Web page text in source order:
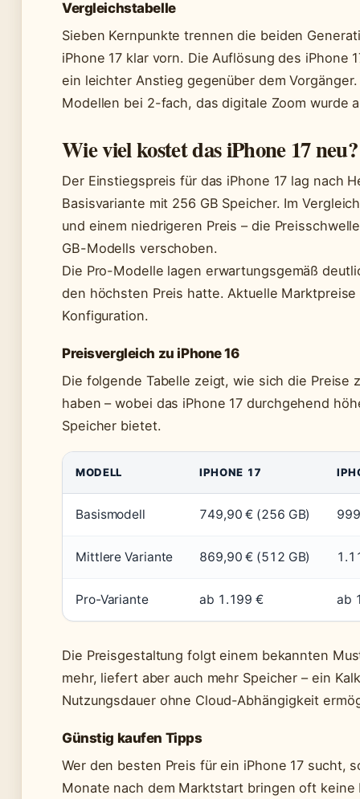
Vergleichstabelle
Sieben Kernpunkte trennen die beiden
iPhone 17 klar vorn. Die Auflösung des iPhone
ein leichter Anstieg gegenüber dem
Modellen bei 2-fach, das digitale Zoom wurde
Wie viel kostet das iPhone 17 neu?
Der Einstiegspreis für das iPhone 17 lag nach
Basisvariante mit 256 GB Speicher. Im
und einem niedrigeren Preis – die
GB-Modells verschoben.
Die Pro-Modelle lagen erwartungsgemäß
den höchsten Preis hatte. Aktuelle
Konfiguration.
Preisvergleich zu iPhone 16
Die folgende Tabelle zeigt, wie sich die
haben – wobei das iPhone 17 durchgehend
Speicher bietet.
MODELL IPHONE 17
Basismodell 749,90 € (256 GB)
Mittlere Variante 869,90 € (512 GB)
Pro-Variante ab 1.199 € ab
Die Preisgestaltung folgt einem bekannten
mehr, liefert aber auch mehr Speicher – ein
Nutzungsdauer ohne Cloud-Abhängigkeit
Günstig kaufen Tipps
Wer den besten Preis für ein iPhone 17 sucht,
Monate nach dem Marktstart bringen oft keine